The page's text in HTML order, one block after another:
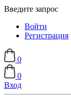
Введите запрос
Войти
Регистрация
0
0
Вход